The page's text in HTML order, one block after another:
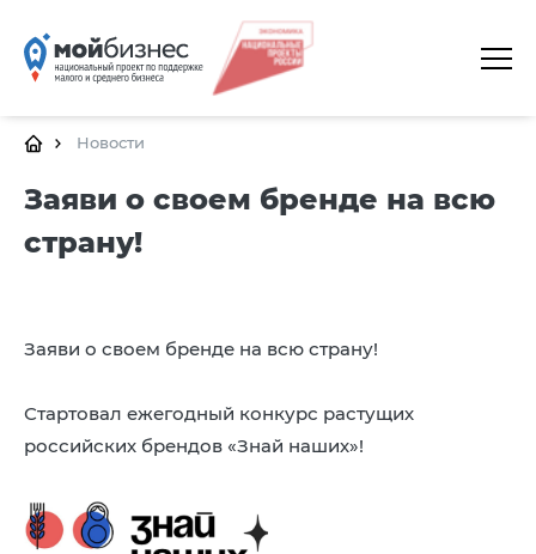
8 (4942) 42-35-83
ГЛАВНАЯ
ГАЛЕРЕЯ
КОНТАКТЫ
Новости
Заяви о своем бренде на всю
страну!
Заяви о своем бренде на всю страну!
Стартовал ежегодный конкурс растущих
российских брендов «Знай наших»!